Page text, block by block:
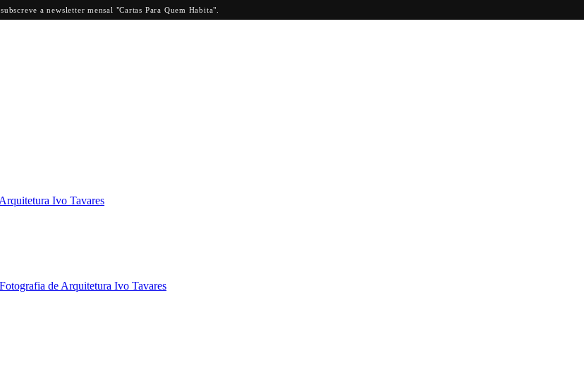
subscreve a newsletter mensal "Cartas Para Quem Habita".